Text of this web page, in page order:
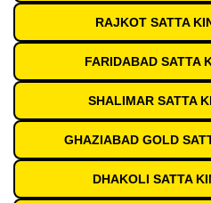
RAJKOT SATTA
FARIDABAD SATTA
SHALIMAR SATTA
GHAZIABAD GOLD
DHAKOLI SATTA